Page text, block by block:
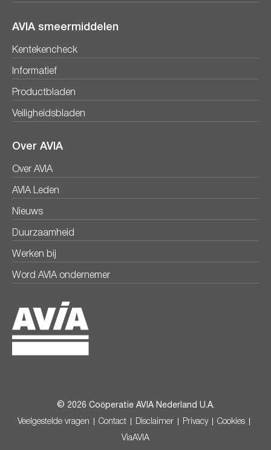
AVIA smeermiddelen
Kentekencheck
Informatief
Productbladen
Veiligheidsbladen
Over AVIA
Over AVIA
AVIA Leden
Nieuws
Duurzaamheid
Werken bij
Word AVIA ondernemer
© 2026 Coöperatie AVIA Nederland U.A.
Veelgestelde vragen Contact Disclaimer Privacy Cookies
ViaAVIA